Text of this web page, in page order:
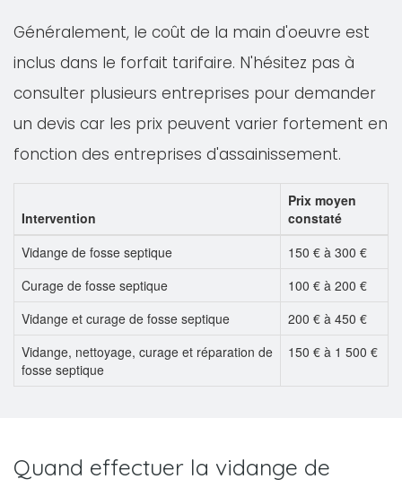
Généralement, le coût de la main d'oeuvre est
inclus dans le forfait tarifaire. N'hésitez pas à
consulter plusieurs entreprises pour demander
un devis car les prix peuvent varier fortement en
fonction des entreprises d'assainissement.
Intervention
Prix moyen
constaté
Vidange de fosse septique
150 € à 300 €
Curage de fosse septique
100 € à 200 €
Vidange et curage de fosse septique
200 € à 450 €
Vidange, nettoyage, curage et réparation de
fosse septique
150 € à 1 500 €
Quand effectuer la vidange de